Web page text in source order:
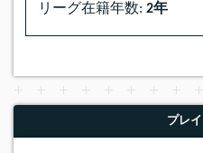
リーグ在籍年数: 2年
プレ